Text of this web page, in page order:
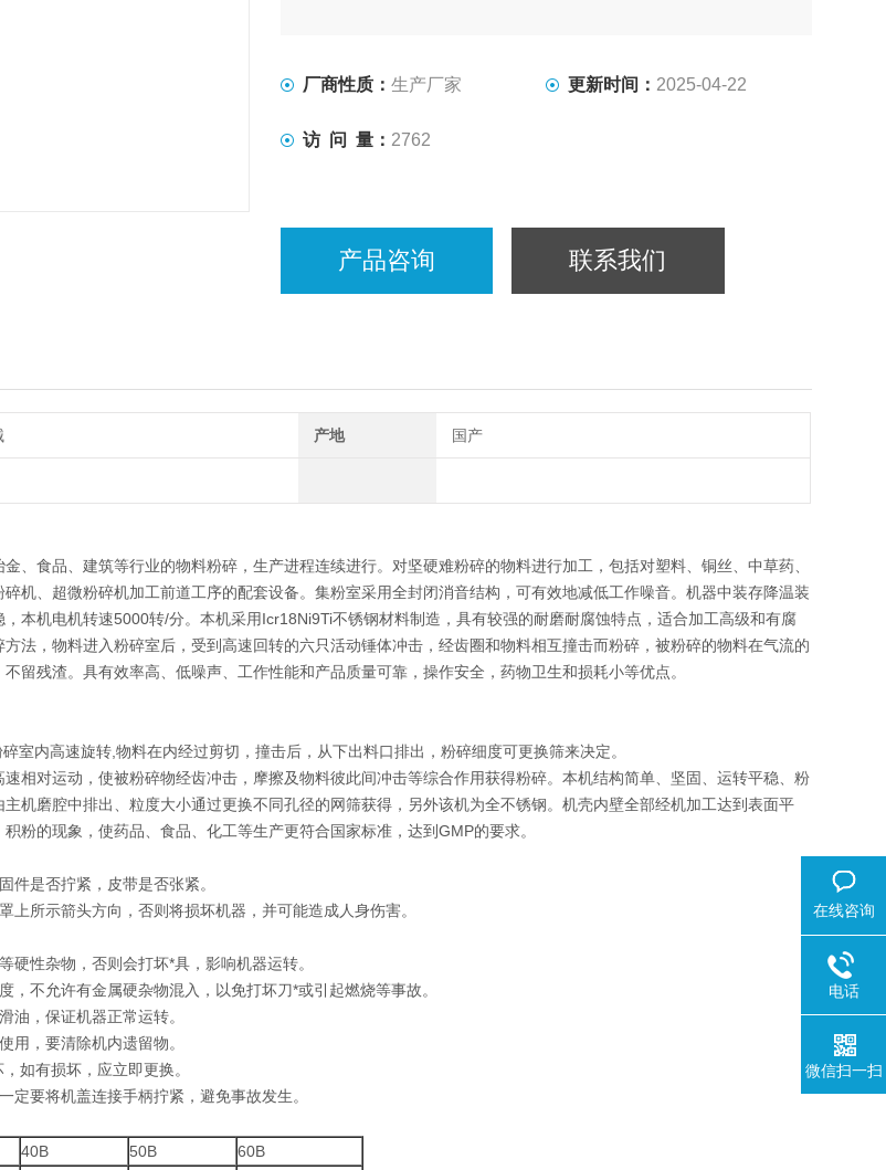
厂商性质： 生产厂家 更新时间： 2025-04-22
访 问 量： 2762
产品咨询 联系我们
产地 国产
、食品、建筑等行业的物料粉碎，生产进程连续进行。对坚硬难粉碎的物料进行加工，包括对塑料、铜丝、中草药、
机、超微粉碎机加工前道工序的配套设备。集粉室采用全封闭消音结构，可有效地减低工作噪音。机器中装存降温装
本机电机转速5000转/分。本机采用Icr18Ni9Ti不锈钢材料制造，具有较强的耐磨耐腐蚀特点，适合加工高级和有腐
法，物料进入粉碎室后，受到高速回转的六只活动锤体冲击，经齿圈和物料相互撞击而粉碎，被粉碎的物料在气流的
留残渣。具有效率高、低噪声、工作性能和产品质量可靠，操作安全，药物卫生和损耗小等优点。
室内高速旋转,物料在内经过剪切，撞击后，从下出料口排出，粉碎细度可更换筛来决定。
相对运动，使被粉碎物经齿冲击，摩擦及物料彼此间冲击等综合作用获得粉碎。本机结构简单、坚固、运转平稳、粉
机磨腔中排出、粒度大小通过更换不同孔径的网筛获得，另外该机为全不锈钢。机壳内壁全部经机加工达到表面平
粉的现象，使药品、食品、化工等生产更符合国家标准，达到GMP的要求。
件是否拧紧，皮带是否张紧。
上所示箭头方向，否则将损坏机器，并可能造成人身伤害。
硬性杂物，否则会打坏*具，影响机器运转。
，不允许有金属硬杂物混入，以免打坏刀*或引起燃烧等事故。
油，保证机器正常运转。
用，要清除机内遗留物。
如有损坏，应立即更换。
定要将机盖连接手柄拧紧，避免事故发生。
参数：
40B 50B
60B
在线咨询
电话
微信扫一扫